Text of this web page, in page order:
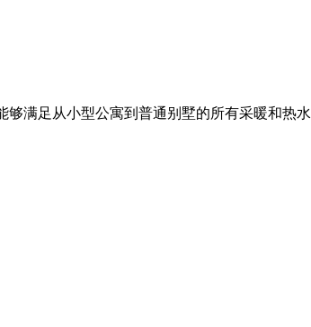
满足从小型公寓到普通别墅的所有采暖和热水